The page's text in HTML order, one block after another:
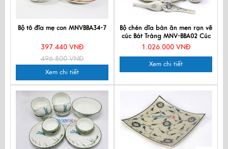
Bộ tô đĩa mẹ con MNVBBA34-7
397.440 VNĐ
496.800 VNĐ
Xem chi tiết
Bộ chén dĩa bàn ăn men rạn vẽ
cúc Bát Tràng MNV-BBA02 Cúc
1.026.000 VNĐ
Xem chi tiết